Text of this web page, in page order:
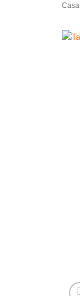
Casa